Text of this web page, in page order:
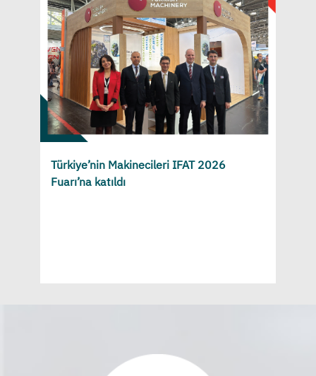
Türkiye’nin Makinecileri IFAT 2026
Fuarı’na katıldı